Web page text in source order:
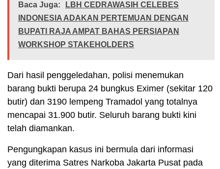
Baca Juga:
LBH CEDRAWASIH CELEBES
INDONESIA ADAKAN PERTEMUAN DENGAN
BUPATI RAJA AMPAT BAHAS PERSIAPAN
WORKSHOP STAKEHOLDERS
Dari hasil penggeledahan, polisi menemukan
barang bukti berupa 24 bungkus Eximer (sekitar 120
butir) dan 3190 lempeng Tramadol yang totalnya
mencapai 31.900 butir. Seluruh barang bukti kini
telah diamankan.
Pengungkapan kasus ini bermula dari informasi
yang diterima Satres Narkoba Jakarta Pusat pada